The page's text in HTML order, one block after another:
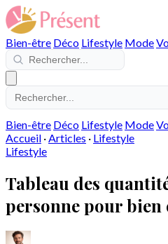
Bien-être Déco Lifestyle Mode
Bien-être Déco Lifestyle Mode
Accueil ·Articles · Lifestyle
Lifestyle
Tableau des
personne pour bien